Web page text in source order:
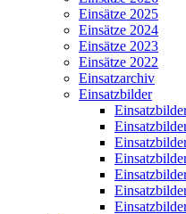
Einsätze 2025
Einsätze 2024
Einsätze 2023
Einsätze 2022
Einsatzarchiv
Einsatzbilder